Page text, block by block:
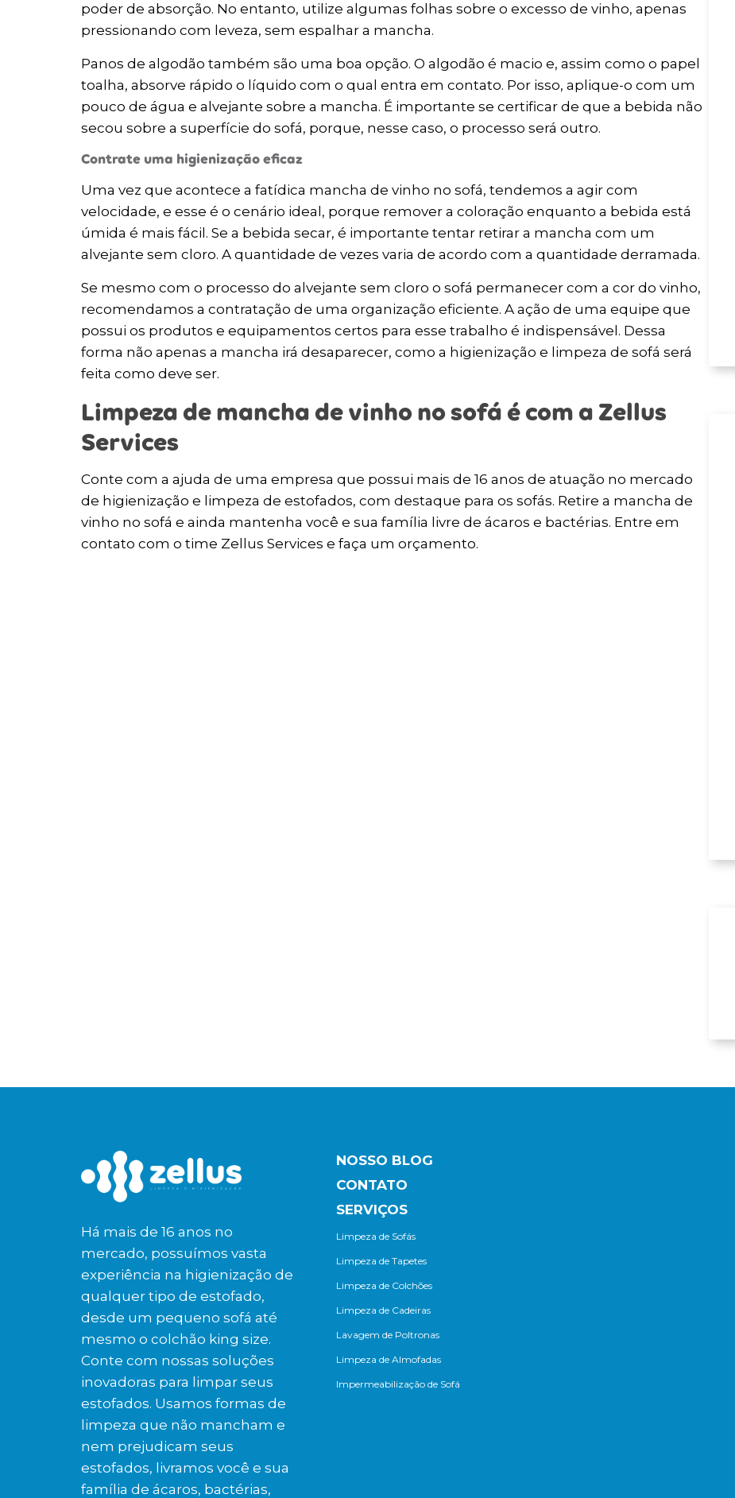
poder de absorção. No entanto, utilize algumas folhas sobre o excesso de vinho, apenas
pressionando com leveza, sem espalhar a mancha.
Panos de algodão também são uma boa opção. O algodão é macio e, assim como o papel
toalha, absorve rápido o líquido com o qual entra em contato. Por isso, aplique-o com um
pouco de água e alvejante sobre a mancha. É importante se certificar de que a bebida não
secou sobre a superfície do sofá, porque, nesse caso, o processo será outro.
Contrate uma higienização eficaz
Uma vez que acontece a fatídica mancha de vinho no sofá, tendemos a agir com
velocidade, e esse é o cenário ideal, porque remover a coloração enquanto a bebida está
úmida é mais fácil. Se a bebida secar, é importante tentar retirar a mancha com um
alvejante sem cloro. A quantidade de vezes varia de acordo com a quantidade derramada.
Se mesmo com o processo do alvejante sem cloro o sofá permanecer com a cor do vinho,
recomendamos a contratação de uma organização eficiente. A ação de uma equipe que
possui os produtos e equipamentos certos para esse trabalho é indispensável. Dessa
forma não apenas a mancha irá desaparecer, como a higienização e limpeza de sofá será
feita como deve ser.
Limpeza de mancha de vinho no sofá é com a Zellus
Services
Conte com a ajuda de uma empresa que possui mais de 16 anos de atuação no mercado
de higienização e limpeza de estofados, com destaque para os sofás. Retire a mancha de
vinho no sofá e ainda mantenha você e sua família livre de ácaros e bactérias. Entre em
contato com o time Zellus Services e faça um orçamento.
Há mais de 16 anos no
mercado, possuímos vasta
experiência na higienização de
qualquer tipo de estofado,
desde um pequeno sofá até
mesmo o colchão king size.
Conte com nossas soluções
inovadoras para limpar seus
estofados. Usamos formas de
limpeza que não mancham e
nem prejudicam seus
estofados, livramos você e sua
família de ácaros, bactérias,
NOSSO BLOG
CONTATO
SERVIÇOS
Limpeza de Sofás
Limpeza de Tapetes
Limpeza de Colchões
Limpeza de Cadeiras
Lavagem de Poltronas
Limpeza de Almofadas
Impermeabilização de Sofá
5